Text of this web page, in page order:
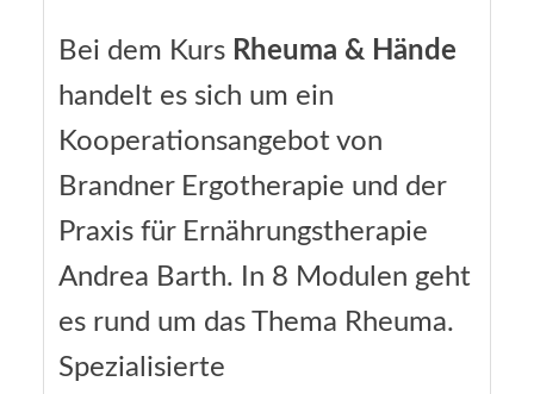
Bei dem Kurs Rheuma & Hände
handelt es sich um ein
Kooperationsangebot von
Brandner Ergotherapie und der
Praxis für Ernährungstherapie
Andrea Barth. In 8 Modulen geht
es rund um das Thema Rheuma.
Spezialisierte